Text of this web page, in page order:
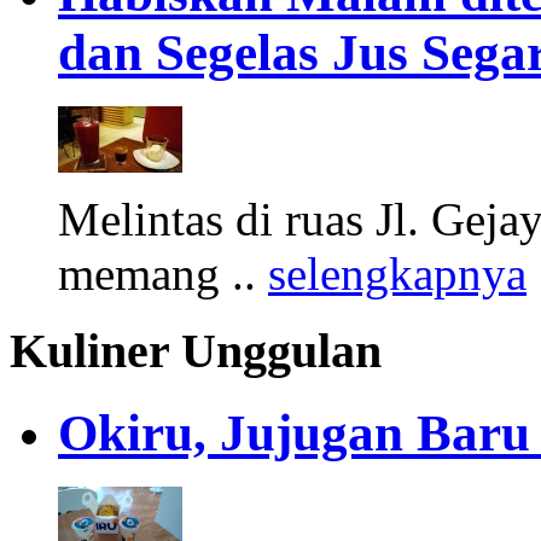
dan Segelas Jus
Melintas di ruas Jl.
memang .. selengkapnya
Kuliner Unggulan
Okiru, Jujugan Baru